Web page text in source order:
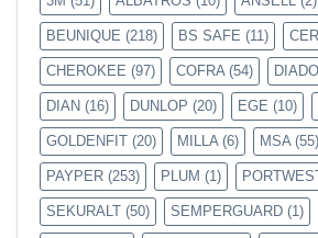
BEUNIQUE (218) BS SAFE (11)
CHEROKEE (97) COFRA(54)
DIAN (16) DUNLOP (20) EGE (10)
GOLDENFIT (20) MILLA(6) MSA(55)
PAYPER (253) PLUM (1)
SEKURALT (50) SEMPERGUARD (1)